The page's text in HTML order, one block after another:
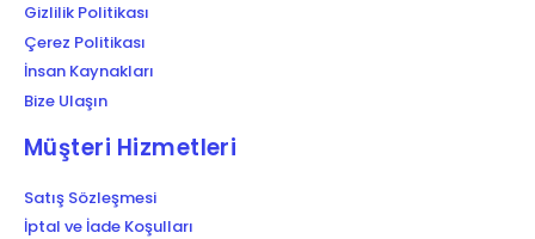
Gizlilik Politikası
Çerez Politikası
İnsan Kaynakları
Bize Ulaşın
Müşteri Hizmetleri
Satış Sözleşmesi
İptal ve İade Koşulları